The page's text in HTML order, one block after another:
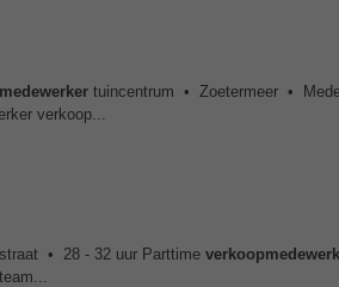
tuincentrum • Zoetermeer •
verkoop...
• 28 - 32 uur Parttime